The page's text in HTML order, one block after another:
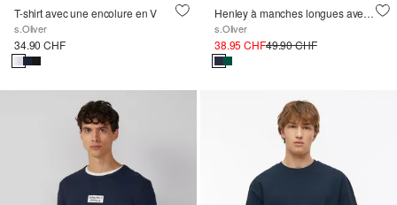
T-shirt avec une encolure en V
s.Oliver
34.90 CHF
Henley à manches longues avec structure en fil de flamme et poche sur la manche
s.Oliver
38.95 CHF49.90 CHF